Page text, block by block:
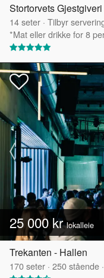
Stortorvets
14seter · Tilbyr
*Mat eller drikke for 8
25 000 krlokalleie
Trekanten - Hallen
170seter · 250stående ·